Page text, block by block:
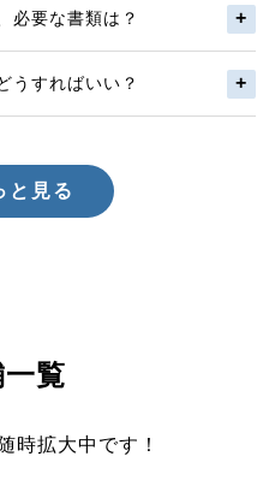
必要な書類は？
うすればいい？
と見る
一覧
時拡大中です！